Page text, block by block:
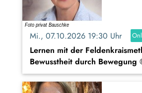
Mi., 07.10.2026 19:30 Uhr
Lernen mit der
Bewusstheit durch Bewegung